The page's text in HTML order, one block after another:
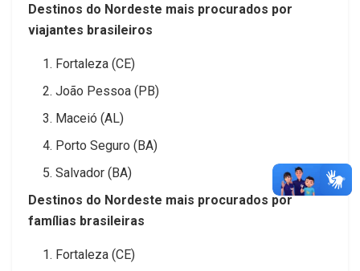
Destinos do Nordeste mais procurados por
viajantes brasileiros
Fortaleza (CE)
João Pessoa (PB)
Maceió (AL)
Porto Seguro (BA)
Salvador (BA)
Destinos do Nordeste mais procurados por
famílias brasileiras
Fortaleza (CE)